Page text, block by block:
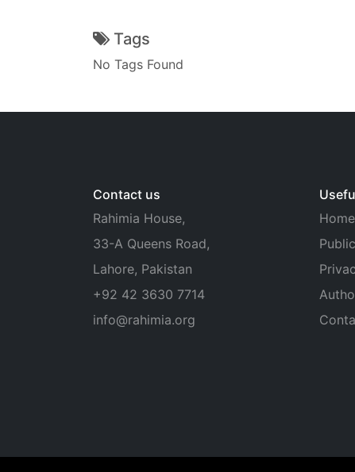
Tags
No Tags Found
Contact us
Rahimia House,
33-A Queens Road,
Lahore, Pakistan
+92 42 3630 7714
info@rahimia.org
Home